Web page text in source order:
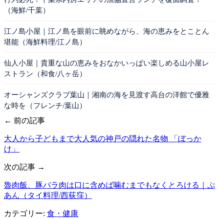
（海鮮/千葉）
江ノ島小屋｜江ノ島を眼前に眺めながら、海の恵みをとことん
堪能（海鮮料理/江ノ島）
仙人小屋｜貴重な山の恵みをおなかいっぱい楽しめる山小屋レ
ストラン（和食/八ヶ岳）
オーシャンズクラブ葉山｜湘南の海を見渡す高台の洋館で優雅
な時を（フレンチ/葉山）
← 前の記事
大人から子どもまで大人気の神戸の隠れた名物 「ぼっか
け」
次の記事 →
魯肉飯、豚バラ肉は口に含めば噛むまでもなくとろける｜ぷ
あん（タイ料理/西荻窪）
カテゴリー: 食・健康